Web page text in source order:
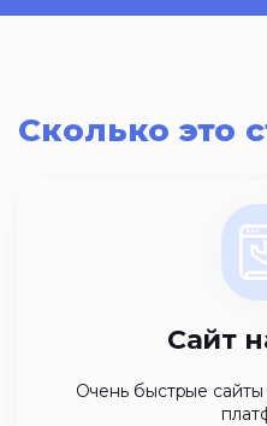
Сколько это
Сайт
Очень быстрые